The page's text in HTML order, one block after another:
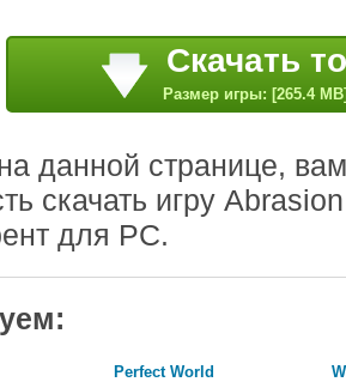
Скачать
Размер игры: [265.4
данной странице,
скачать игру
для PC.
Perfect World